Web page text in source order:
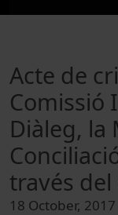
Acte de
Comissió
Diàleg, la
través del
18 October, 2017